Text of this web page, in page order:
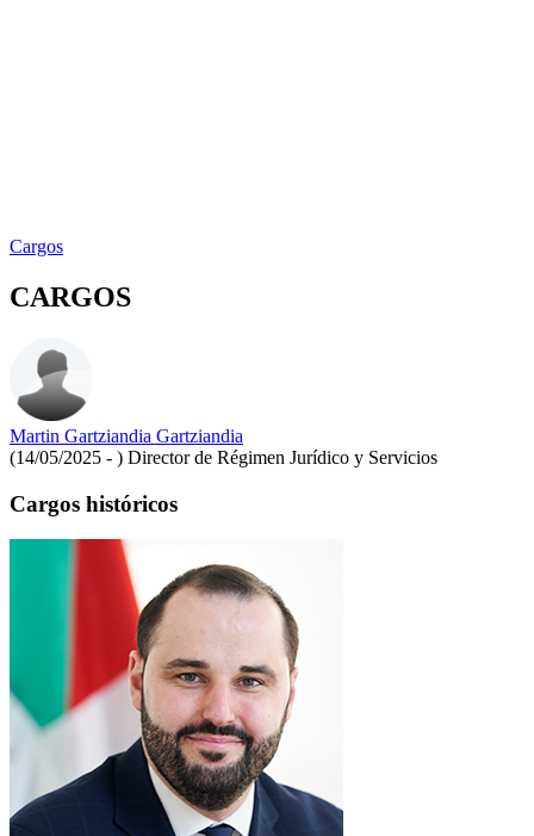
Cargos
CARGOS
Martin Gartziandia Gartziandia
(14/05/2025 - ) Director de Régimen Jurídico y Servicios
Cargos históricos